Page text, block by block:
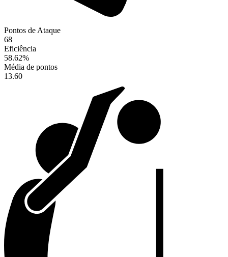
Pontos de Ataque
68
Eficiência
58.62%
Média de pontos
13.60